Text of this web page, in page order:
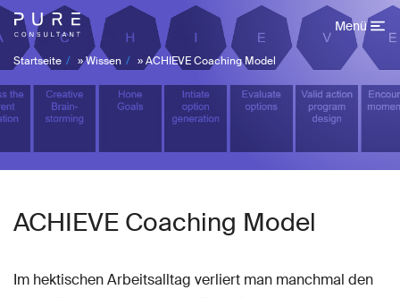
Menü
Startseite »Wissen »ACHIEVE Coaching Model
ACHIEVE Coaching Model
Im hektischen Arbeitsalltag verliert man manchmal den